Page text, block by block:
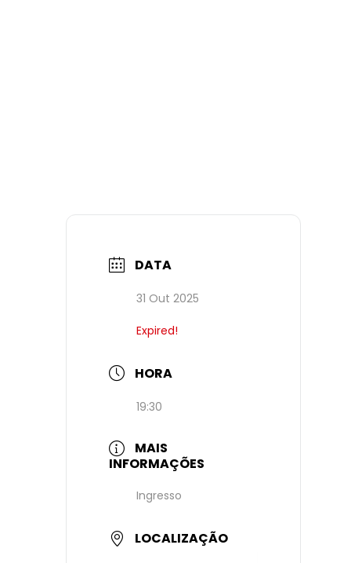
DATA
31 Out 2025
Expired!
HORA
19:30
MAIS
INFORMAÇÕES
Ingresso
LOCALIZAÇÃO